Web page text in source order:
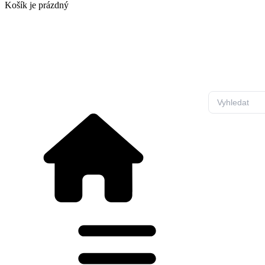
Košík je prázdný